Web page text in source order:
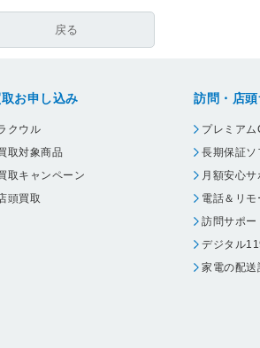
戻る
お申し込み
クウル
取対象商品
取キャンペーン
頭買取
訪問・店頭
プレミア
長期保証ソ
月額安心サ
電話＆リモ
訪問サポー
デジタル
家電の配送